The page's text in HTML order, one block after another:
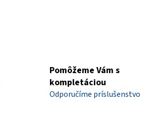
Pomôžeme Vám s
kompletáciou
Odporučíme príslušenstvo